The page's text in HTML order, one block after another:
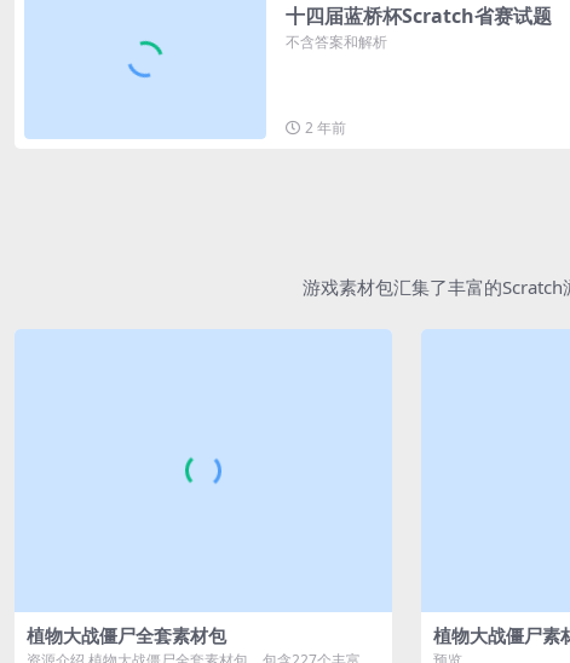
十四届蓝桥杯Scratch省赛试题
不含答案和解析
2 年前
游戏素材包汇集了丰富的
植物大战僵尸全套素材包 植物大战僵尸素